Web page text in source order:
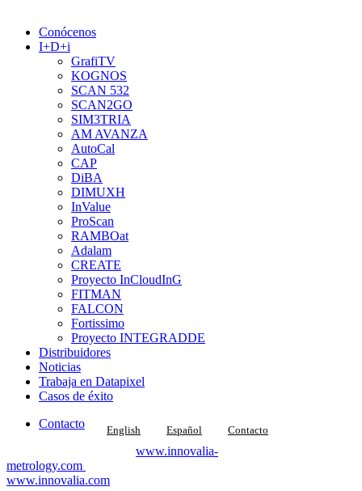
Conócenos
I+D+i
GrafiTV
KOGNOS
SCAN 532
SCAN2GO
SIM3TRIA
AM AVANZA
AutoCal
CAP
DiBA
DIMUXH
InValue
ProScan
RAMBOat
Adalam
CREATE
Proyecto InCloudInG
FITMAN
FALCON
Fortissimo
Proyecto INTEGRADDE
Distribuidores
Noticias
Trabaja en Datapixel
Casos de éxito
Contacto
English Español
Contacto
www.innovalia-
metrology.com
www.innovalia.com